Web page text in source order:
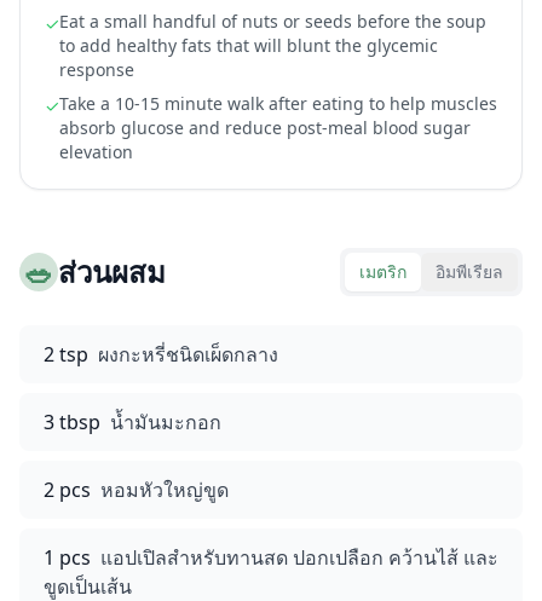
✓Eat a small handful of nuts or seeds before the soup
to add healthy fats that will blunt the glycemic
response
✓Take a 10-15 minute walk after eating to help muscles
absorb glucose and reduce post-meal blood sugar
elevation
🥗ส่วนผสม เมตริก อิมพีเรียล
2 tsp ผงกะหรี่ชนิดเผ็ดกลาง
3 tbsp น้ำมันมะกอก
2 pcs หอมหัวใหญ่ขูด
1 pcs แอปเปิลสำหรับทานสด ปอกเปลือก คว้านไส้ และ
ขูดเป็นเส้น